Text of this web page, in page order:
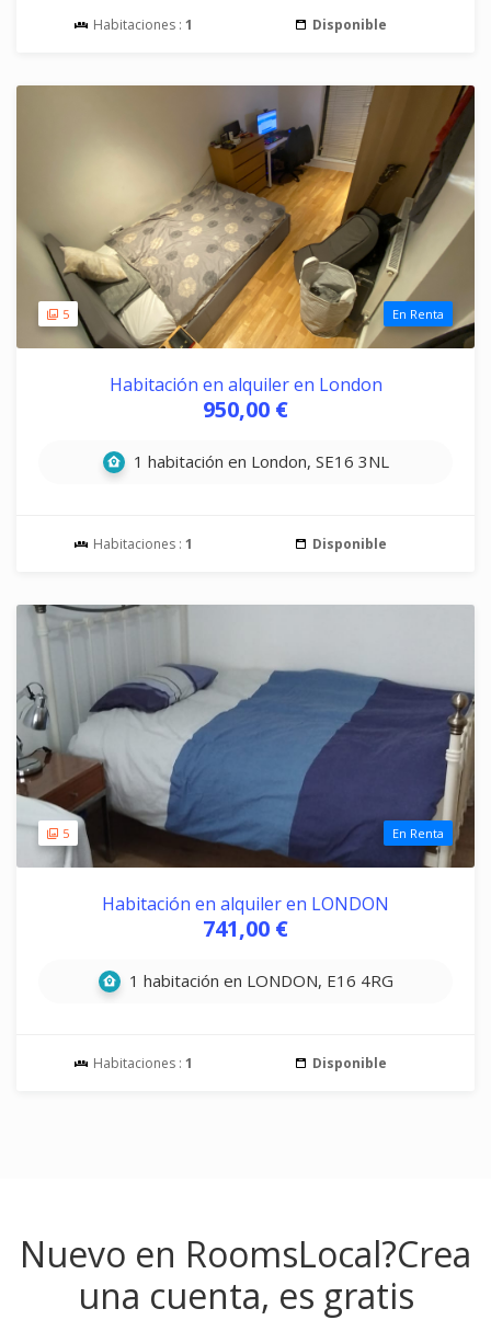
Habitaciones : 1 Disponible
5 En Renta
Habitación en alquiler en London
950,00 €
1 habitación en London, SE16 3NL
Habitaciones : 1 Disponible
5 En Renta
Habitación en alquiler en LONDON
741,00 €
1 habitación en LONDON, E16 4RG
Habitaciones : 1 Disponible
Nuevo en RoomsLocal?Crea
una cuenta, es gratis